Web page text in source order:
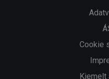
Cookie
Kiemelt